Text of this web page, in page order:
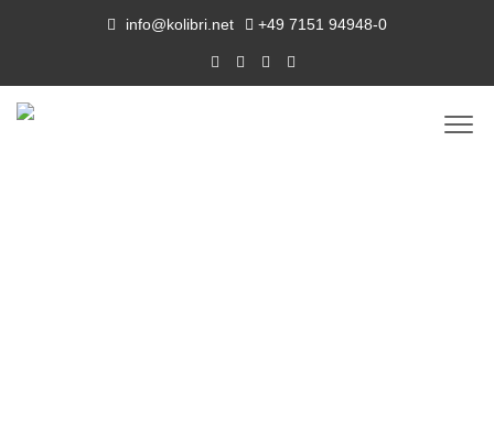
info@kolibri.net +49 7151 94948-0